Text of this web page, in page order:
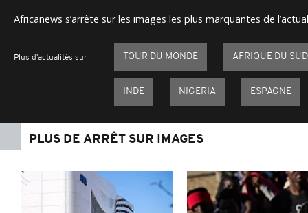
Africanews s’arrête sur les images les plus marquantes de
Plus d'actualités sur TOUR DU MONDE AFRIQUE DU SUD
INDE NIGERIA ESPAGNE
PLUS DE ARRÊT SUR IMAGES